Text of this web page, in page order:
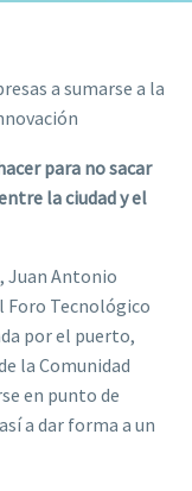
a sumarse a la
para no sacar
la ciudad y el
Juan Antonio
Foro Tecnológico
por el puerto,
la Comunidad
en punto de
a dar forma a un